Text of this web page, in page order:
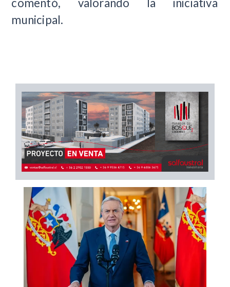
municipal.